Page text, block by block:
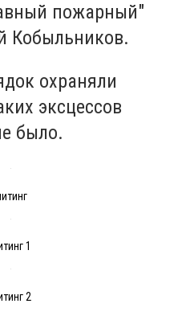
пожарный"
Кобыльников.
охраняли
эксцессов
было.
1
2